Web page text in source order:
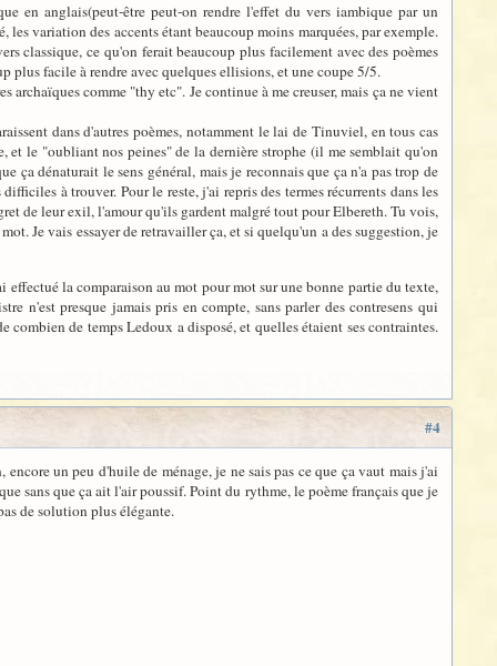
en anglais(peut-être peut-on rendre l'effet du vers iambique par un
variation des accents étant beaucoup moins marquées, par exemple.
classique, ce qu'on ferait beaucoup plus facilement avec des poèmes
plus facile à rendre avec quelques ellisions, et une coupe 5/5.
comme "thy etc". Je continue à me creuser, mais ça ne vient
dans d'autres poèmes, notamment le lai de Tinuviel, en tous cas
et le "oubliant nos peines" de la dernière strophe (il me semblait qu'on
ça dénaturait le sens général, mais je reconnais que ça n'a pas trop de
à trouver. Pour le reste, j'ai repris des termes récurrents dans les
de leur exil, l'amour qu'ils gardent malgré tout pour Elbereth. Tu vois,
Je vais essayer de retravailler ça, et si quelqu'un a des suggestion, je
la comparaison au mot pour mot sur une bonne partie du texte,
n'est presque jamais pris en compte, sans parler des contresens qui
de temps Ledoux a disposé, et quelles étaient ses contraintes.
#4
un peu d'huile de ménage, je ne sais pas ce que ça vaut mais j'ai
sans que ça ait l'air poussif. Point du rythme, le poème français que je
de solution plus élégante.